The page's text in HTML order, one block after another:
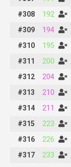
#308
192
#309
194
#310
195
#311
200
#312
204
#313
210
#314
211
#315
223
#316
226
#317
233
#308
192
JORGE RODRIGUEZ DE GUZMAN RUIZ
#309
194
María Belén Sena Pereyra
#310
195
Cristhian joel Morales Álvarez
#311
200
JOSE MANUEL MATEO RIVERO
#312
204
Paula Muñoz Torres
#313
210
Nerea Rodríguez Tascón
#314
211
Marta Rodríguez Vázquez
#315
223
ADRIAN SILVA SANCHEZ
#316
226
Jesús Antonio González Morcillo
#317
233
Roberto Lobato